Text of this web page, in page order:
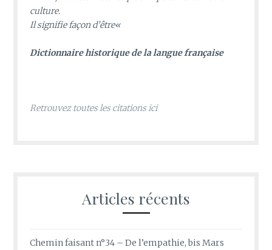
culture.
Il signifie façon d’être«
Dictionnaire historique de la langue française
Retrouvez toutes les citations ici
Articles récents
Chemin faisant n°34 – De l’empathie, bis Mars